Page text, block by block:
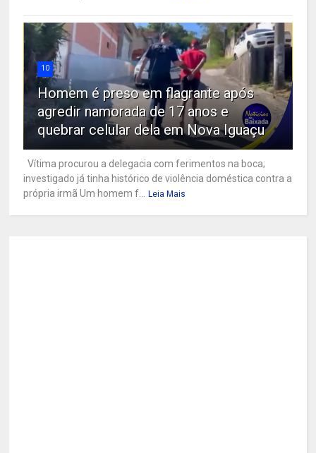
10
Homem é preso em flagrante após
agredir namorada de 17 anos e
quebrar celular dela em Nova Iguaçu
Vítima procurou a delegacia com ferimentos na boca;
investigado já tinha histórico de violência doméstica contra a
própria irmã Um homem f... Leia Mais